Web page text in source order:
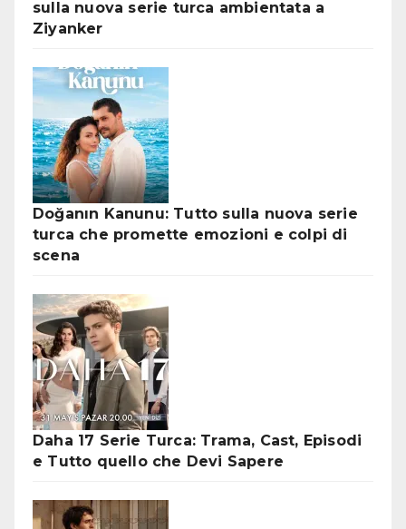
sulla nuova serie turca ambientata a
Ziyanker
Doğanın Kanunu: Tutto sulla nuova serie
turca che promette emozioni e colpi di
scena
Daha 17 Serie Turca: Trama, Cast, Episodi
e Tutto quello che Devi Sapere